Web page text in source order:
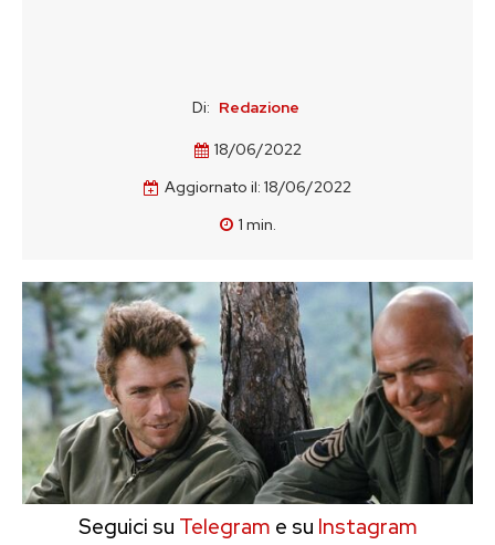
Di: Redazione
18/06/2022
Aggiornato il: 18/06/2022
1 min.
Seguici su Telegram e su Instagram